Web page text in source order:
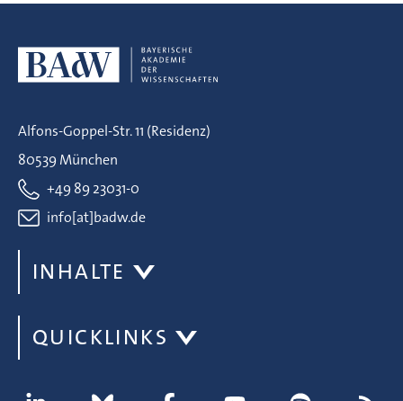
Alfons-Goppel-Str. 11 (Residenz)
80539 München
+49 89 23031-0
info[at]badw.de
INHALTE
QUICKLINKS